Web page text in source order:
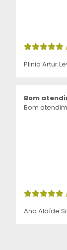
Plinio Artur
Bom
Bom
Ana Alaíde